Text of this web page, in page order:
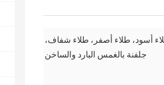
أسود، طلاء أصفر، طلاء شفاف،
جلفنة بالغمس البارد والساخن